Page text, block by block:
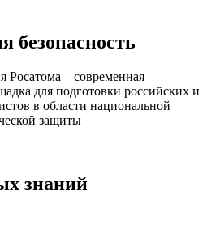
безопасность
Росатома – современная
для подготовки российских и
в области национальной
защиты
знаний